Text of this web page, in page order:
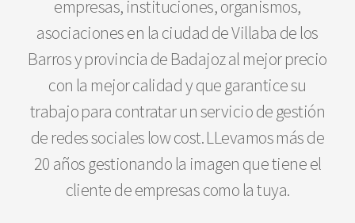
empresas, instituciones, organismos,
asociaciones en la ciudad de Villaba de los
Barros y provincia de Badajoz al mejor precio
con la mejor calidad y que garantice su
trabajo para contratar un servicio de gestión
de redes sociales low cost. LLevamos más de
20 años gestionando la imagen que tiene el
cliente de empresas como la tuya.